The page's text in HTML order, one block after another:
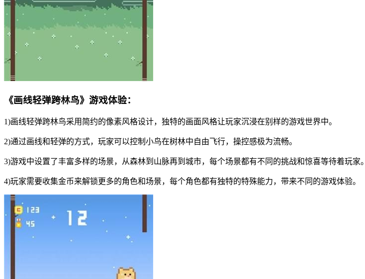
《画线轻弹跨林鸟》游戏体验：
1)画线轻弹跨林鸟采用简约的像素风格设计，独特的画面风格让玩家沉浸在别样的游戏世界中。
2)通过画线和轻弹的方式，玩家可以控制小鸟在树林中自由飞行，操控感极为流畅。
3)游戏中设置了丰富多样的场景，从森林到山脉再到城市，每个场景都有不同的挑战和惊喜等待着玩家。
4)玩家需要收集金币来解锁更多的角色和场景，每个角色都有独特的特殊能力，带来不同的游戏体验。